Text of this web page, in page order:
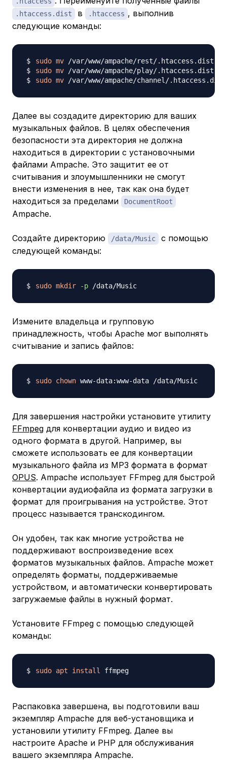
.htaccess.dist в .htaccess ​​, выполнив
следующие команды:
sudo mv
sudo mv
sudo mv
Далее вы создадите директорию для ваших
музыкальных файлов. В целях обеспечения
безопасности эта директория не должна
находиться в директории с установочными
файлами Ampache. Это защитит ее от
считывания и злоумышленники не смогут
внести изменения в нее, так как она будет
находиться за пределами
DocumentRoot​​​
Ampache.
Создайте директорию /data/Music
с помощью
следующей команды:
sudo mkdir -p
Измените владельца и групповую
принадлежность, чтобы Apache мог выполнять
считывание и запись файлов:
sudo chown
Для завершения настройки установите утилиту
FFmpeg для конвертации аудио и видео из
одного формата в другой. Например, вы
сможете использовать ее для конвертации
музыкального файла из MP3 формата в формат
OPUS. Ampache использует FFmpeg для быстрой
конвертации аудиофайла из формата загрузки в
формат для проигрывания на устройстве. Этот
процесс называется транскодингом.
Он удобен, так как многие устройства не
поддерживают воспроизведение всех
форматов музыкальных файлов. Ampache может
определять форматы, поддерживаемые
устройством, и автоматически конвертировать
загружаемые файлы в нужный формат.
Установите FFmpeg с помощью следующей
команды:
sudo apt install
Распаковка завершена, вы подготовили ваш
экземпляр Ampache для веб-установщика и
установили утилиту FFmpeg. Далее вы
настроите Apache и PHP для обслуживания
вашего экземпляра Ampache.